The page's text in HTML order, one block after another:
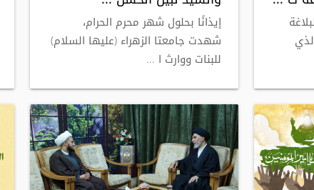
إيذانًا بحلول شهر محرم الحرام،
شهدت جامعتا الزهراء (عليها السلام)
للبنات ووارث ا ...